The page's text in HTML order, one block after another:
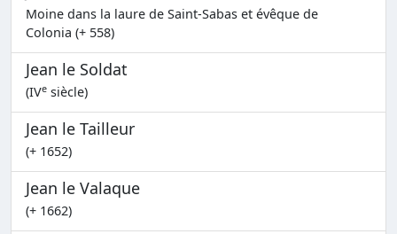
Moine dans la laure de Saint-Sabas et évêque de
Colonia (+ 558)
Jean le Soldat
(IVe siècle)
Jean le Tailleur
(+ 1652)
Jean le Valaque
(+ 1662)